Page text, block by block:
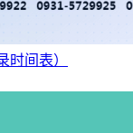
时间表）